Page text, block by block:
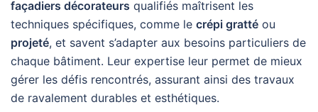
façadiers décorateurs qualifiés maîtrisent les
techniques spécifiques, comme le crépi gratté ou
projeté, et savent s’adapter aux besoins particuliers de
chaque bâtiment. Leur expertise leur permet de mieux
gérer les défis rencontrés, assurant ainsi des travaux
de ravalement durables et esthétiques.